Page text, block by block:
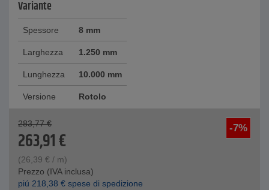
Variante
Spessore 8 mm
Larghezza 1.250 mm
Lunghezza 10.000 mm
Versione Rotolo
-7%
283,77 €
263,91€
(26,39 € / m)
Prezzo (IVA inclusa)
piú 218,38 € spese di spedizione